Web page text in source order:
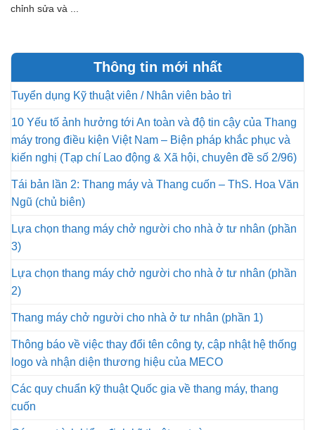
Thông tin mới nhất
Tuyển dụng Kỹ thuật viên / Nhân viên bảo trì
10 Yếu tố ảnh hưởng tới An toàn và độ tin cậy của Thang
máy trong điều kiện Việt Nam – Biện pháp khắc phục và
kiến nghị (Tạp chí Lao động & Xã hội, chuyên đề số 2/96)
Tái bản lần 2: Thang máy và Thang cuốn – ThS. Hoa Văn
Ngũ (chủ biên)
Lựa chọn thang máy chở người cho nhà ở tư nhân (phần
3)
Lựa chọn thang máy chở người cho nhà ở tư nhân (phần
2)
Thang máy chở người cho nhà ở tư nhân (phần 1)
Thông báo về việc thay đổi tên công ty, cập nhật hệ thống
logo và nhận diện thương hiệu của MECO
Các quy chuẩn kỹ thuật Quốc gia về thang máy, thang
cuốn
chỉnh sửa và ...